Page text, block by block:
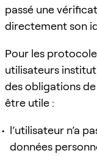
passé une
directement son
Pour les
utilisateurs
des obligations
être utile :
l’utilisateur n’a
données